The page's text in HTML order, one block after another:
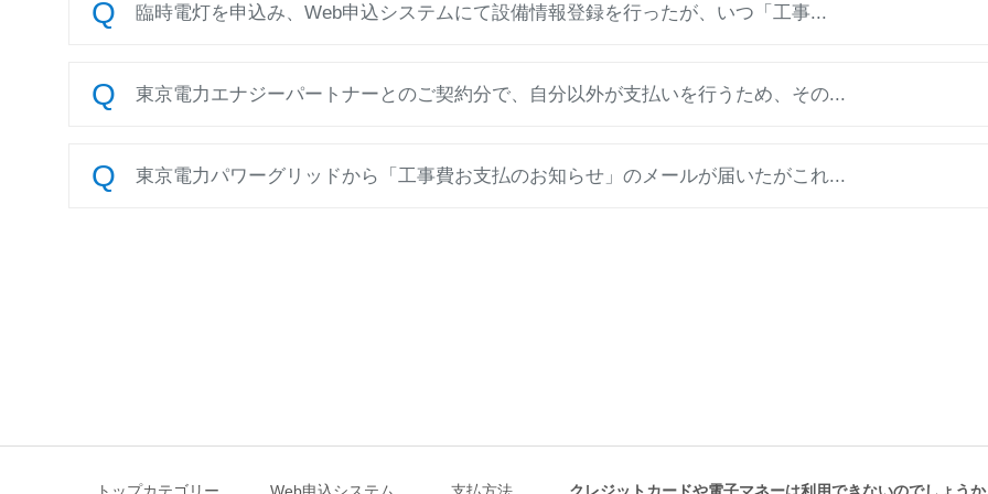
臨時電灯を申込み、Web申込システムにて設備情報登録を行ったが、いつ「工事...
東京電力エナジーパートナーとのご契約分で、自分以外が支払いを行うため、その...
東京電力パワーグリッドから「工事費お支払のお知らせ」のメールが届いたがこれ...